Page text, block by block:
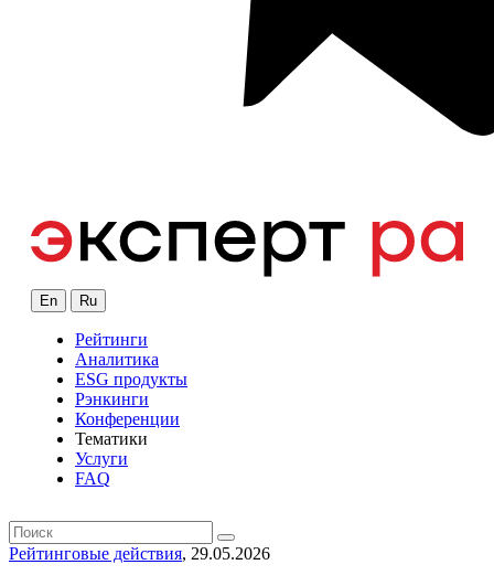
En Ru
Рейтинги
Аналитика
ESG продукты
Рэнкинги
Конференции
Тематики
Услуги
FAQ
Рейтинговые действия, 29.05.2026